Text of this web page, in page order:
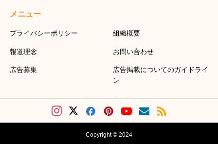
メニュー
プライバシーポリシー 組織概要
報道理念 お問い合わせ
広告募集
広告掲載についてのガイドライ
ン
Copyright © 2024